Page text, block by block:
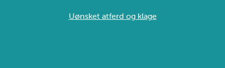
Uønsket atferd og klage